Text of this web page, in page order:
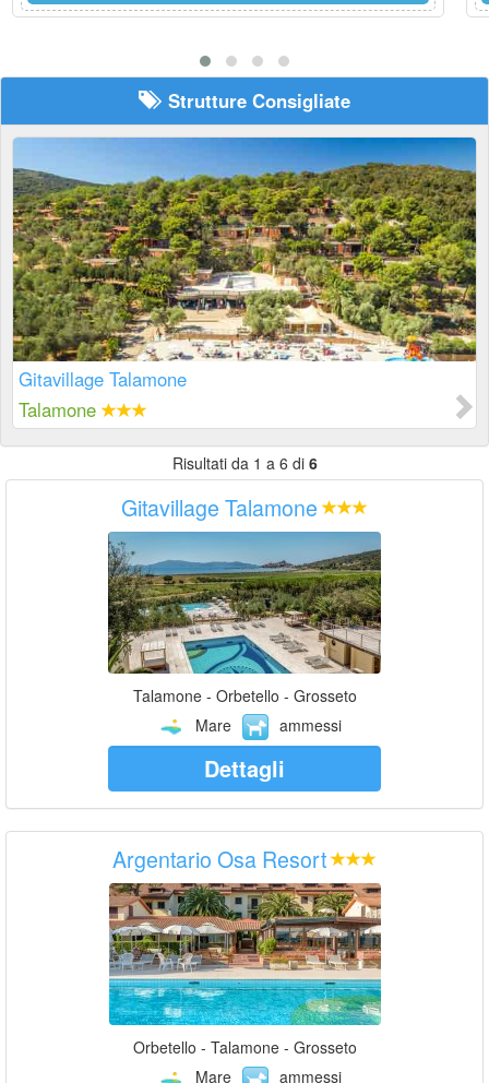
Strutture Consigliate
Gitavillage Talamone
Talamone
Risultati da 1 a 6 di 6
Gitavillage Talamone
Talamone - Orbetello - Grosseto
Mare
ammessi
Dettagli
Argentario Osa Resort
Orbetello - Talamone - Grosseto
Mare
ammessi